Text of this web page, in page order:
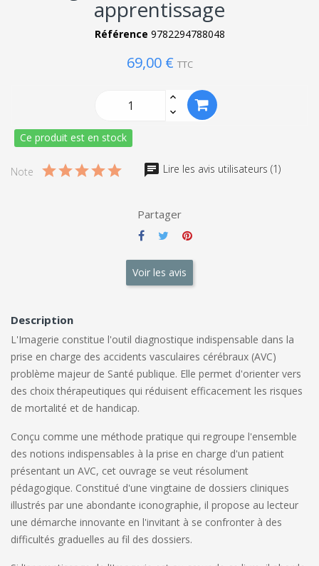
apprentissage
Référence 9782294788048
69,00 € TTC
Ce produit est en stock
Note Lire les avis utilisateurs (1)
Partager
Voir les avis
Description
L'Imagerie constitue l'outil diagnostique indispensable dans la
prise en charge des accidents vasculaires cérébraux (AVC)
problème majeur de Santé publique. Elle permet d'orienter vers
des choix thérapeutiques qui réduisent efficacement les risques
de mortalité et de handicap.
Conçu comme une méthode pratique qui regroupe l'ensemble
des notions indispensables à la prise en charge d'un patient
présentant un AVC, cet ouvrage se veut résolument
pédagogique. Constitué d'une vingtaine de dossiers cliniques
illustrés par une abondante iconographie, il propose au lecteur
une démarche innovante en l'invitant à se confronter à des
difficultés graduelles au fil des dossiers.